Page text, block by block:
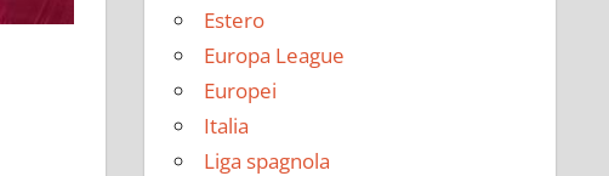
Estero
Europa League
Europei
Italia
Liga spagnola